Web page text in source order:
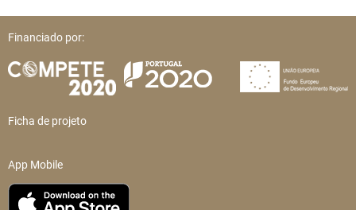
Financiado por:
Ficha de projeto
App Mobile